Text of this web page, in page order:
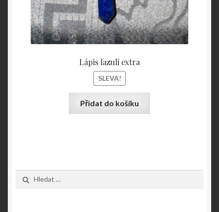
Lápis lazuli extra
SLEVA!
Přidat do košíku